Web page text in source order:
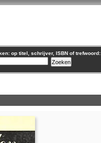
op titel, schrijver, ISBN of trefwoord: